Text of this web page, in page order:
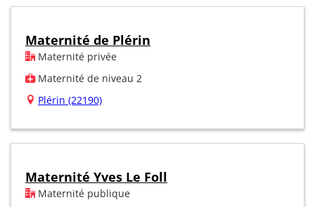
Maternité de Plérin
Maternité privée
Maternité de niveau 2
Plérin (22190)
Maternité Yves Le Foll
Maternité publique